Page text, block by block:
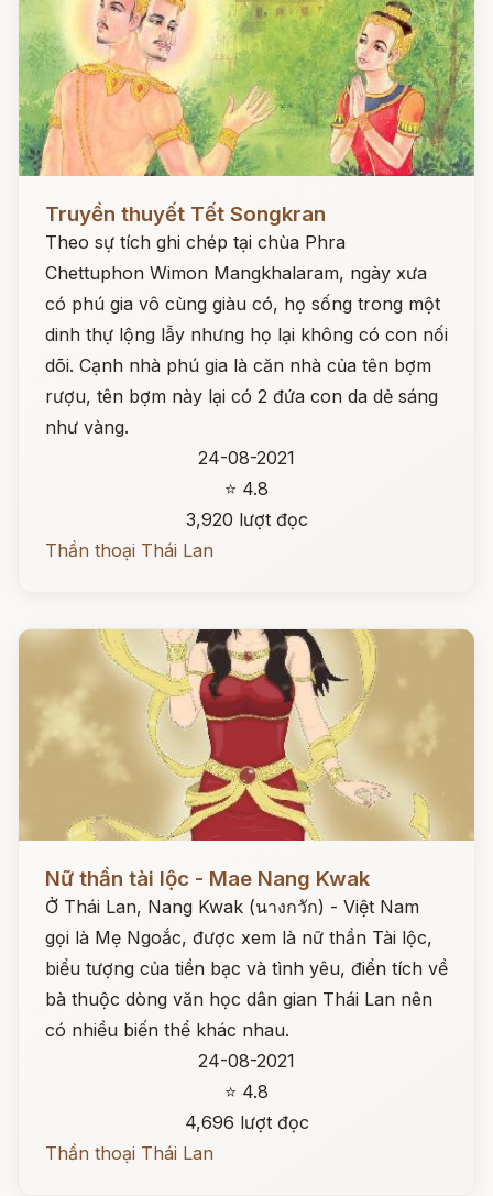
Đọc ngay
Truyền thuyết Tết Songkran
Theo sự tích ghi chép tại chùa Phra
Chettuphon Wimon Mangkhalaram, ngày xưa
có phú gia vô cùng giàu có, họ sống trong một
dinh thự lộng lẫy nhưng họ lại không có con nối
dõi. Cạnh nhà phú gia là căn nhà của tên bợm
rượu, tên bợm này lại có 2 đứa con da dẻ sáng
như vàng.
24-08-2021
⭐ 4.8
3,920 lượt đọc
Thần thoại Thái Lan
Nữ thần tài lộc - Mae Nang Kwak
Ở Thái Lan, Nang Kwak (นางกวัก) - Việt Nam
gọi là Mẹ Ngoắc, được xem là nữ thần Tài lộc,
biểu tượng của tiền bạc và tình yêu, điển tích về
bà thuộc dòng văn học dân gian Thái Lan nên
có nhiều biến thể khác nhau.
24-08-2021
⭐ 4.8
4,696 lượt đọc
Thần thoại Thái Lan